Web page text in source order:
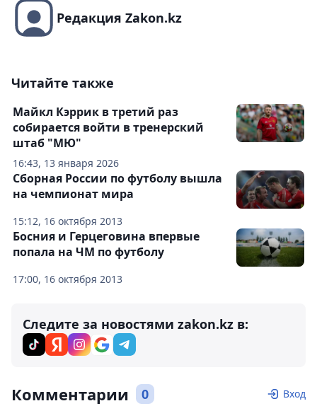
Редакция Zakon.kz
Читайте также
16:43, 13 января 2026
Майкл Кэррик в третий раз
собирается войти в тренерский
штаб "МЮ"
15:12, 16 октября 2013
Сборная России по футболу вышла
на чемпионат мира
17:00, 16 октября 2013
Босния и Герцеговина впервые
попала на ЧМ по футболу
Следите за новостями zakon.kz в:
Комментарии 0 Вход